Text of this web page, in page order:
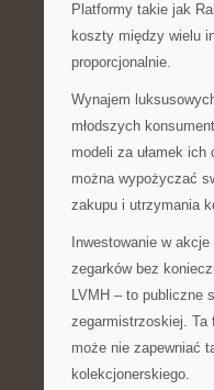
Platformy takie jak
koszty między wielu
proporcjonalnie.
Wynajem
młodszych
modeli za ułamek ich
można wypożyczać
zakupu i utrzymania
Inwestowanie w
zegarków bez
LVMH – to publiczne
zegarmistrzoskiej. Ta
może nie zapewniać
kolekcjonerskiego.